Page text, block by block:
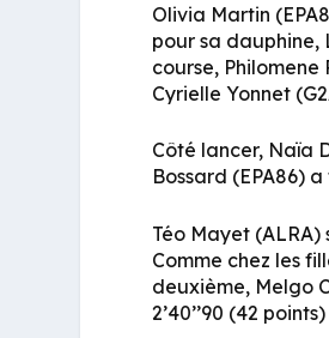
Olivia Martin
pour sa dauphine,
course, Philomene
Cyrielle Yonnet
Côté lancer, Naïa
Bossard (EPA86)
Téo Mayet (ALRA)
Comme chez les
deuxième, Melgo
2’40’’90 (42